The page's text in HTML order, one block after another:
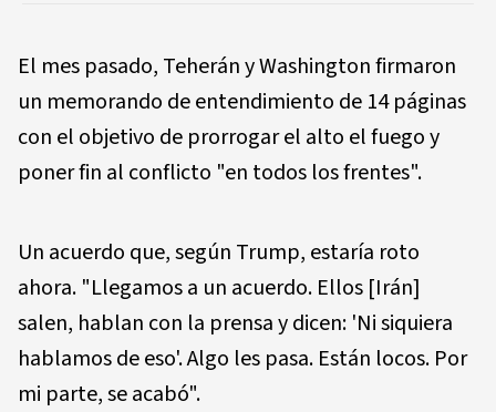
El mes pasado, Teherán y Washington firmaron
un memorando de entendimiento de 14 páginas
con el objetivo de prorrogar el alto el fuego y
poner fin al conflicto "en todos los frentes".
Un acuerdo que, según Trump, estaría roto
ahora. "Llegamos a un acuerdo. Ellos [Irán]
salen, hablan con la prensa y dicen: 'Ni siquiera
hablamos de eso'. Algo les pasa. Están locos. Por
mi parte, se acabó".